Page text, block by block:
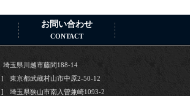
お問い合わせ
CONTACT
埼玉県川越市藤間188-14
東京都武蔵村山市中原2-50-12
埼玉県狭山市南入曽兼崎1093-2